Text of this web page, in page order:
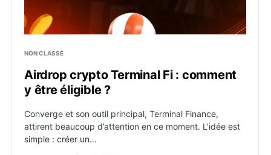
NON CLASSÉ
Airdrop crypto Terminal Fi : comment
y être éligible ?
Converge et son outil principal, Terminal Finance,
attirent beaucoup d’attention en ce moment. L’idée est
simple : créer un…